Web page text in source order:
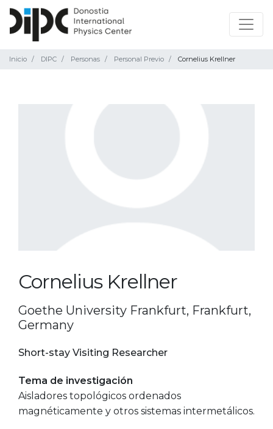
Inicio DIPC Personas Personal Previo Cornelius Krellner
Cornelius Krellner
Goethe University Frankfurt, Frankfurt,
Germany
Short-stay Visiting Researcher
Tema de investigación
Aisladores topológicos ordenados
magnéticamente y otros sistemas intermetálicos.